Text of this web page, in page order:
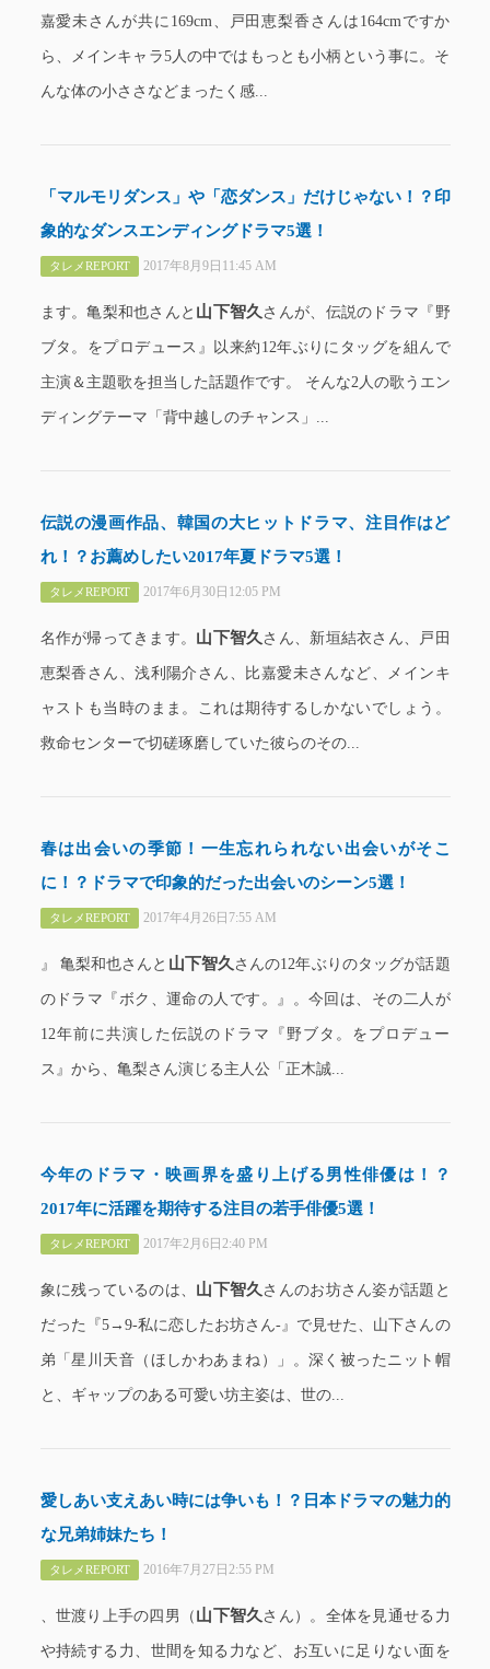
嘉愛未さんが共に169cm、戸田恵梨香さんは164cmですか
ら、メインキャラ5人の中ではもっとも小柄という事に。そ
んな体の小ささなどまったく感...
「マルモリダンス」や「恋ダンス」だけじゃない！？印
象的なダンスエンディングドラマ5選！
タレメREPORT 2017年8月9日11:45 AM
ます。亀梨和也さんと 山下智久 さんが、伝説のドラマ『野
ブタ。をプロデュース』以来約12年ぶりにタッグを組んで
主演＆主題歌を担当した話題作です。 そんな2人の歌うエン
ディングテーマ「背中越しのチャンス」...
伝説の漫画作品、韓国の大ヒットドラマ、注目作はど
れ！？お薦めしたい2017年夏ドラマ5選！
タレメREPORT 2017年6月30日12:05 PM
名作が帰ってきます。 山下智久 さん、新垣結衣さん、戸田
恵梨香さん、浅利陽介さん、比嘉愛未さんなど、メインキ
ャストも当時のまま。これは期待するしかないでしょう。
救命センターで切磋琢磨していた彼らのその...
春は出会いの季節！一生忘れられない出会いがそこ
に！？ドラマで印象的だった出会いのシーン5選！
タレメREPORT 2017年4月26日7:55 AM
』 亀梨和也さんと 山下智久 さんの12年ぶりのタッグが話題
のドラマ『ボク、運命の人です。』。今回は、その二人が
12年前に共演した伝説のドラマ『野ブタ。をプロデュー
ス』から、亀梨さん演じる主人公「正木誠...
今年のドラマ・映画界を盛り上げる男性俳優は！？
2017年に活躍を期待する注目の若手俳優5選！
タレメREPORT 2017年2月6日2:40 PM
象に残っているのは、 山下智久 さんのお坊さん姿が話題と
だった『5→9-私に恋したお坊さん-』で見せた、山下さんの
弟「星川天音（ほしかわあまね）」。深く被ったニット帽
と、ギャップのある可愛い坊主姿は、世の...
愛しあい支えあい時には争いも！？日本ドラマの魅力的
な兄弟姉妹たち！
タレメREPORT 2016年7月27日2:55 PM
、世渡り上手の四男（ 山下智久 さん）。全体を見通せる力
や持続する力、世間を知る力など、お互いに足りない面を